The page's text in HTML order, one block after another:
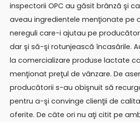
inspectorii OPC au găsit brânză şi
aveau ingredientele menţionate pe
nereguli care-i ajutau pe
dar şi să-şi rotunjească încasările.
la comercializare produse lactate
menţionat preţul de vânzare. De
producătorii s-au obişnuit să
pentru a-şi convinge clienţii de
oferite. De câte ori nu aţi citit pe